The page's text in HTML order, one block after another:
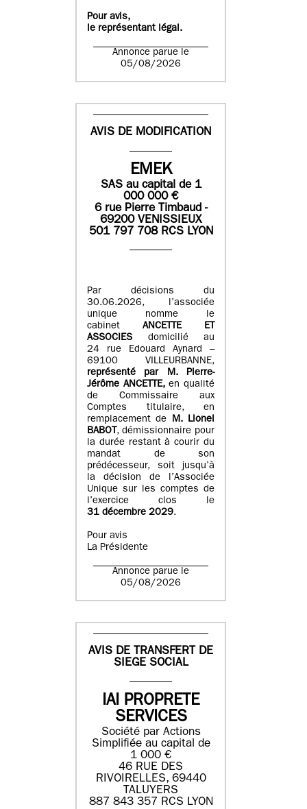
Pour avis,
le représentant légal.
Annonce parue le
05/08/2026
AVIS DE MODIFICATION
EMEK
SASau capital de 1
000 000€
6 rue Pierre Timbaud -
69200 VENISSIEUX
501 797 708 RCS LYON
Par décisions du
30.06.2026, l’associée
unique nomme le
cabinet ANCETTE ET
ASSOCIES
domicilié au
24 rue Edouard Aynard –
69100 VILLEURBANNE,
représenté par M.Pierre-
Jérôme ANCETTE, en qualité
de Commissaire aux
Comptes titulaire, en
remplacement de M.Lionel
BABOT, démissionnaire pour
la durée restant à courir du
mandat de son
prédécesseur, soit jusqu’à
la décision de l’Associée
Unique sur les comptes de
l’exercice clos le
31 décembre 2029.
Pour avis
La Présidente
Annonce parue le
05/08/2026
AVIS DE TRANSFERT DE
SIEGE SOCIAL
IAI PROPRETE
SERVICES
Société par Actions
Simplifiée au capital de
1 000 €
46 RUE DES
RIVOIRELLES, 69440
TALUYERS
887 843 357 RCS LYON